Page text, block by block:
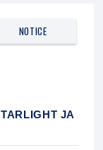
NOTICE
JA